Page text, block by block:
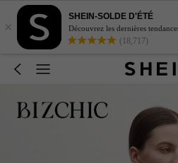
×
SHEIN-SOLDE D'ÉTÉ
Découvrez les dernières
(18,717)